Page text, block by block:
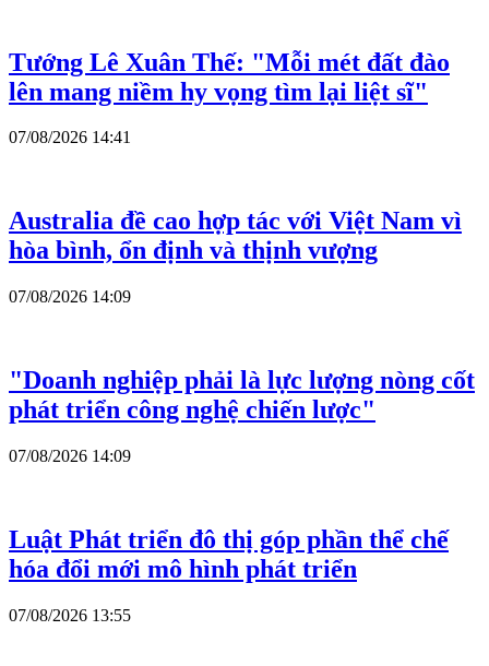
Tướng Lê Xuân Thế: "Mỗi mét đất đào
lên mang niềm hy vọng tìm lại liệt sĩ"
07/08/2026 14:41
Australia đề cao hợp tác với Việt Nam vì
hòa bình, ổn định và thịnh vượng
07/08/2026 14:09
"Doanh nghiệp phải là lực lượng nòng cốt
phát triển công nghệ chiến lược"
07/08/2026 14:09
Luật Phát triển đô thị góp phần thể chế
hóa đổi mới mô hình phát triển
07/08/2026 13:55